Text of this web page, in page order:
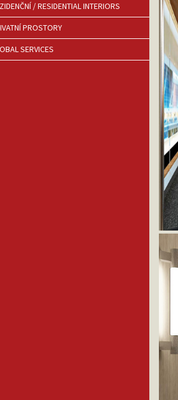
/ RESIDENTIAL INTERIORS
PROSTORY
SERVICES